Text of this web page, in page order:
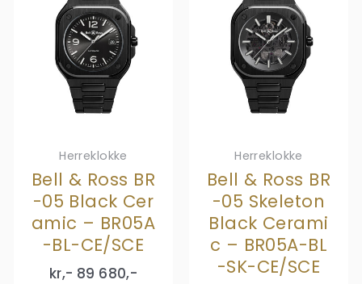
Herreklokke
Bell & Ross BR
-05 Black Cer
amic – BR05A
-BL-CE/SCE
kr,- 89 680,-
Herreklokke
Bell & Ross BR
-05 Skeleton
Black Cerami
c – BR05A-BL
-SK-CE/SCE